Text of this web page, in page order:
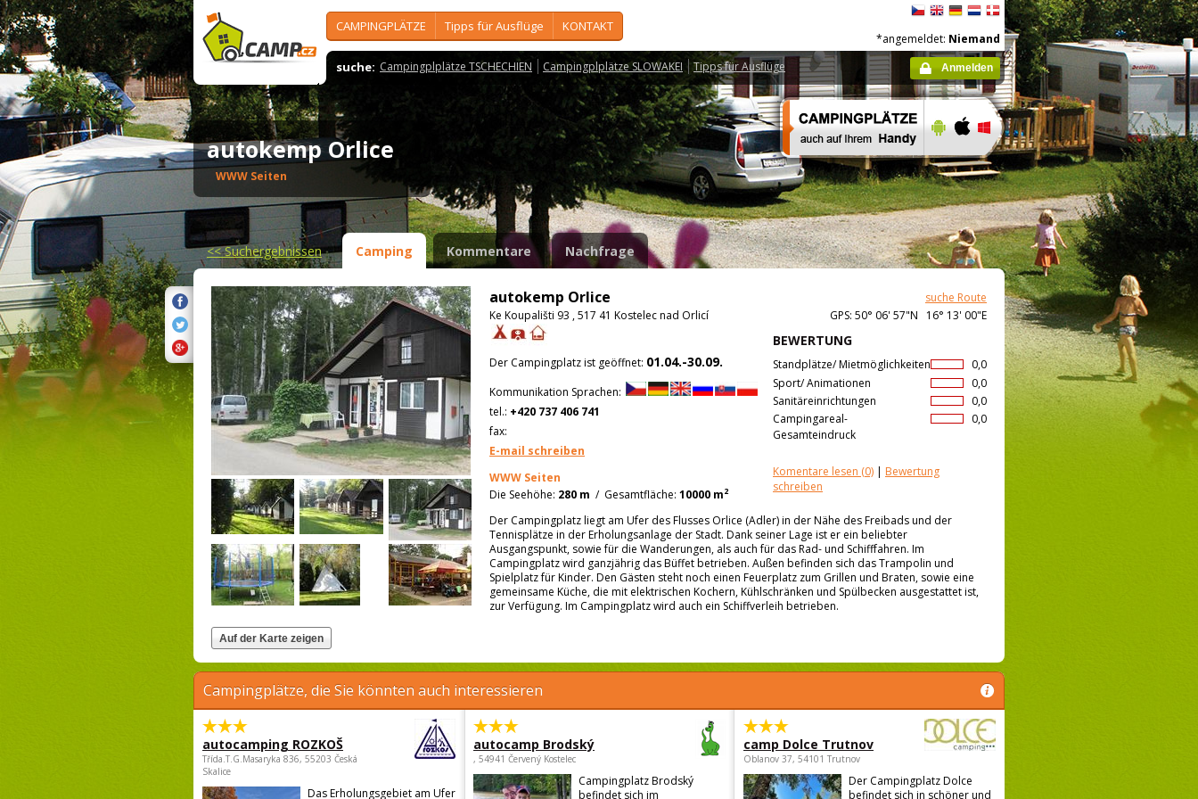
CAMPINGPLÄTZE Tipps für Ausflüge KONTAKT
suche: Campingplplätze TSCHECHIEN Campingplplätze SLOWAKEI Tipps für Ausflüge
*angemeldet: Niemand
Anmelden
autokemp Orlice
WWW Seiten
<<Suchergebnissen Camping Kommentare Nachfrage
autokemp Orlice
suche Route
Ke Koupališti 93 , 517 41 Kostelec nad Orlicí
GPS: 50° 06' 57"N 16° 13' 00"E
BEWERTUNG
0,0
Standplätze/ Mietmöglichkeiten
0,0
Sport/ Animationen
0,0
Sanitäreinrichtungen
0,0
Campingareal-
Gesamteindruck
Komentare lesen (0) | Bewertung
schreiben
Der Campingplatz ist geöffnet: 01.04.-30.09.
Kommunikation Sprachen:
tel.: +420 737 406 741
fax:
E-mail schreiben
WWW Seiten
Die Seehöhe: 280 m / Gesamtfläche: 10000 m2
Der Campingplatz liegt am Ufer des Flusses Orlice (Adler) in der Nähe des Freibads und der
Tennisplätze in der Erholungsanlage der Stadt. Dank seiner Lage ist er ein beliebter
Ausgangspunkt, sowie für die Wanderungen, als auch für das Rad- und Schifffahren. Im
Campingplatz wird ganzjährig das Büffet betrieben. Außen befinden sich das Trampolin und
Spielplatz für Kinder. Den Gästen steht noch einen Feuerplatz zum Grillen und Braten, sowie eine
gemeinsame Küche, die mit elektrischen Kochern, Kühlschränken und Spülbecken ausgestattet ist,
zur Verfügung. Im Campingplatz wird auch ein Schiffverleih betrieben.
Campingplätze, die Sie könnten auch interessieren
autocamping ROZKOŠ
Třída.T.G.Masaryka 836, 55203 Česká
Skalice
Das Erholungsgebiet am Ufer
autocamp Brodský
, 54941 Červený Kostelec
Campingplatz Brodský
befindet sich im
camp Dolce Trutnov
Oblanov 37, 54101 Trutnov
Der Campingplatz Dolce
befindet sich in schöner und